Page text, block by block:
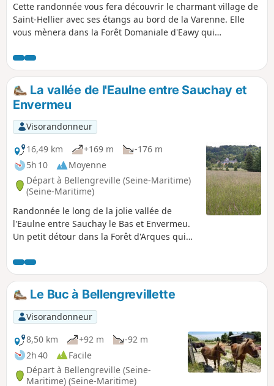
Cette randonnée vous fera découvrir le charmant village de
Saint-Hellier avec ses étangs au bord de la Varenne. Elle
vous mènera dans la Forêt Domaniale d'Eawy qui
La vallée de l'Eaulne entre Sauchay et
Envermeu
Visorandonneur
16,49 km
+169 m
-176 m
5h 10
Moyenne
Départ à Bellengreville (Seine-Maritime)
(Seine-Maritime)
Randonnée le long de la jolie vallée de
l'Eaulne entre Sauchay le Bas et Envermeu.
Un petit détour dans la Forêt d'Arques qui
des ours et des jacinthes des bois. Petite
visite du plateau de l'Aliermont, par la plaine
des Vacillots, le Château de Saint Nicolas et
retour sur Hybouville et son manoir.
Le Buc à Bellengrevillette
Visorandonneur
8,50 km
+92 m
-92 m
2h 40
Facile
Départ à Bellengreville (Seine-
Maritime) (Seine-Maritime)